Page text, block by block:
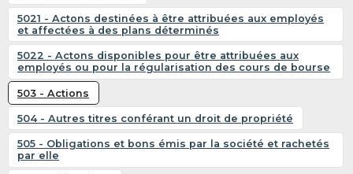
5021 - Actons destinées à être attribuées aux employés
et affectées à des plans déterminés
5022 - Actons disponibles pour être attribuées aux
employés ou pour la régularisation des cours de bourse
503 - Actions
504 - Autres titres conférant un droit de propriété
505 - Obligations et bons émis par la société et rachetés
par elle